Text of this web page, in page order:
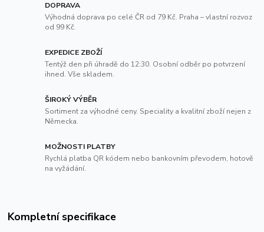
DOPRAVA
Výhodná doprava po celé ČR od 79 Kč. Praha – vlastní rozvoz
od 99 Kč.
EXPEDICE ZBOŽÍ
Tentýž den při úhradě do 12:30. Osobní odběr po potvrzení
ihned. Vše skladem.
ŠIROKÝ VÝBĚR
Sortiment za výhodné ceny. Speciality a kvalitní zboží nejen z
Německa.
MOŽNOSTI PLATBY
Rychlá platba QR kódem nebo bankovním převodem, hotově
na vyžádání.
Kompletní specifikace